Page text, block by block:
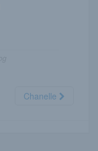
Chanelle